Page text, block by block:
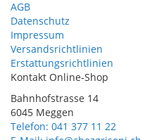
AGB
Datenschutz
Impressum
Versandsrichtlinien
Erstattungsrichtlinien
Kontakt Online-Shop
Bahnhofstrasse 14
6045 Meggen
Telefon: 041 377 11 22